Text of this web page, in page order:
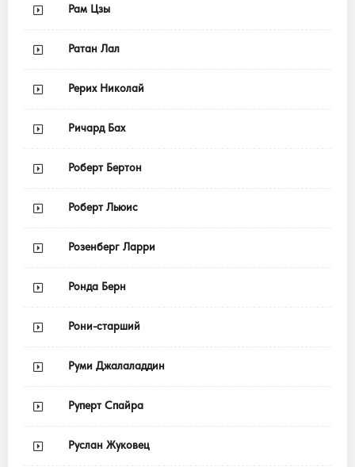
Рам Цзы
Ратан Лал
Рерих Николай
Ричард Бах
Роберт Бертон
Роберт Льюис
Розенберг Ларри
Ронда Берн
Рони-старший
Руми Джалаладдин
Руперт Спайра
Руслан Жуковец